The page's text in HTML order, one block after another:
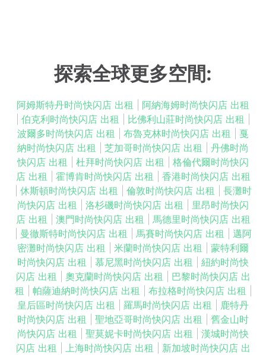
探索全球更多空間:
阿姆斯特丹时尚快闪店 出租
阿納海姆时尚快闪店 出租
伯克利时尚快闪店 出租 比佛利山莊时尚快闪店 出租
波爾多时尚快闪店 出租
布魯克林时尚快闪店 出租
戛
納时尚快闪店 出租
芝加哥时尚快闪店 出租
丹佛时尚
快闪店 出租
杜拜时尚快闪店 出租
格倫代爾时尚快闪
店 出租
霍博肯时尚快闪店 出租
香港时尚快闪店 出租
休斯頓时尚快闪店 出租 倫敦时尚快闪店 出租
長灘时
尚快闪店 出租
洛杉磯时尚快闪店 出租
里昂时尚快闪
店 出租
澳門时尚快闪店 出租
馬德里时尚快闪店 出租
曼徹斯特时尚快闪店 出租 馬賽时尚快闪店 出租
邁阿
密灘时尚快闪店 出租
米蘭时尚快闪店 出租
蒙特利爾
时尚快闪店 出租
慕尼黑时尚快闪店 出租
紐約时尚快
闪店 出租
奧克蘭时尚快闪店 出租
巴黎时尚快闪店 出
租
帕薩迪納时尚快闪店 出租 布拉格时尚快闪店 出租
皇后區时尚快闪店 出租
羅馬时尚快闪店 出租
鹿特丹
时尚快闪店 出租
聖地亞哥时尚快闪店 出租
舊金山时
尚快闪店 出租
聖莫妮卡时尚快闪店 出租
漢城时尚快
闪店 出租
上海时尚快闪店 出租
新加坡时尚快闪店 出